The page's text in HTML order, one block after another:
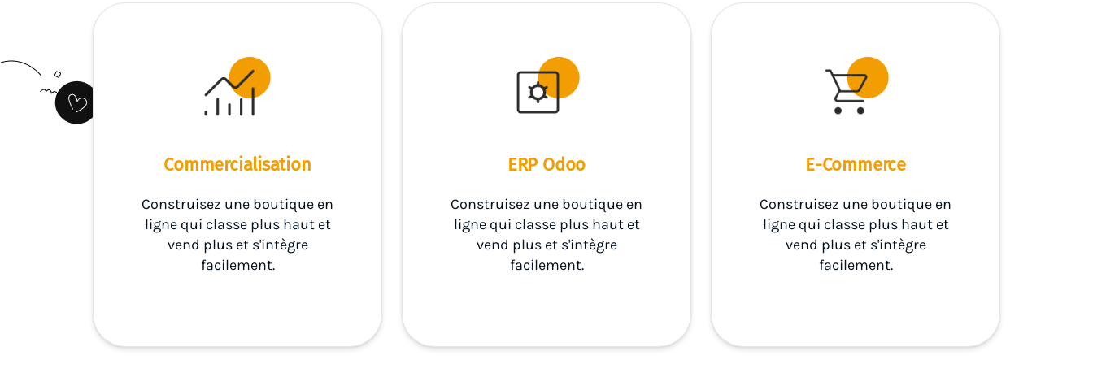
Commercialisation
Construisez une boutique en
ligne qui classe plus haut et
vend plus et s'intègre
facilement.
ERP Odoo
Construisez une boutique en
ligne qui classe plus haut et
vend plus et s'intègre
facilement.
E-Commerce
Construisez une boutique en
ligne qui classe plus haut et
vend plus et s'intègre
facilement.